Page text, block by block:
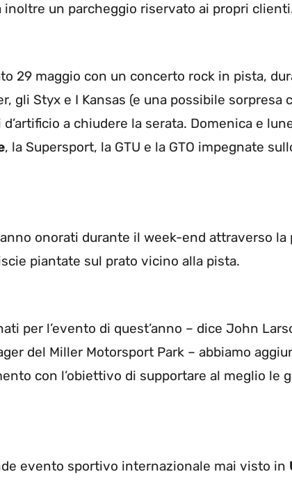
inoltre un parcheggio riservato ai propri
29 maggio con un concerto rock in pista,
gli Styx e I Kansas (e una possibile sorpresa
a chiudere la serata. Domenica e
, la Supersport, la GTU e la GTO impegnate
onorati durante il week-end attraverso la
piantate sul prato vicino alla pista.
per l’evento di quest’anno – dice John
del Miller Motorsport Park – abbiamo
con l’obiettivo di supportare al meglio le
evento sportivo internazionale mai visto in